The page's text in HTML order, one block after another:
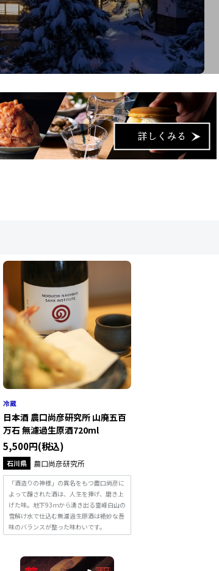
日本酒 農口尚彦研究所 山廃五百
万石 無濾過生原酒720ml
5,500円(税込)
石川県 農口尚彦研究所
「酒造りの神様」の異名をもつ農口尚彦に
よって醸された酒は、人生を捧げ、磨き上
げた味。地下93ｍから湧き出る霊峰白山の
雪解け水で仕込む無濾過生原酒は絶妙な吾
味のバランスが整った味わいです。